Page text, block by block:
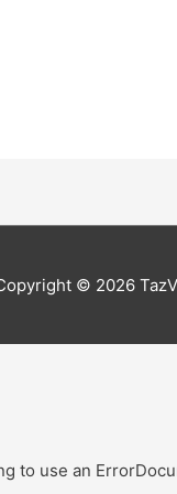
© 2026
to use an